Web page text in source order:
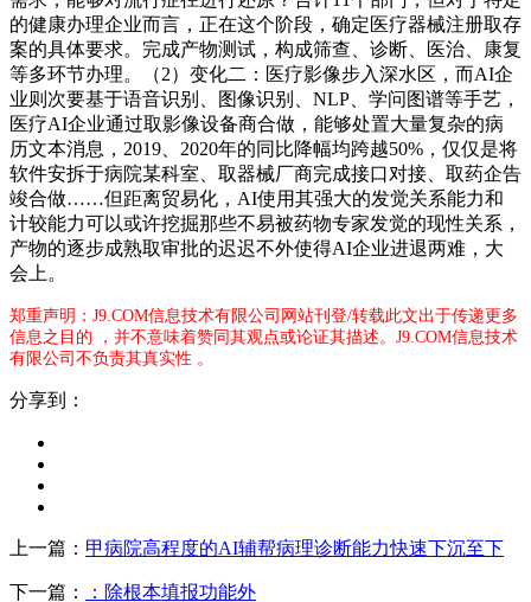
郑重声明：J9.COM信息技术有限公司网站刊登/转载此文出于传递更多
信息之目的 ，并不意味着赞同其观点或论证其描述。J9.COM信息技术
有限公司不负责其真实性 。
分享到：
上一篇： 甲病院高程度的AI辅帮病理诊断能力快速下沉至下
下一篇： ：除根本填报功能外